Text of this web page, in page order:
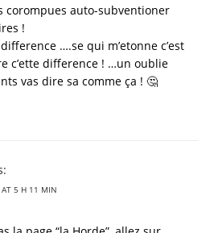
auto-subventioner
!
….se qui m’etonne c’est
c’ette difference ! …un oublie
vas dire sa comme ça ! 🤔
AT 5 H 11 MIN